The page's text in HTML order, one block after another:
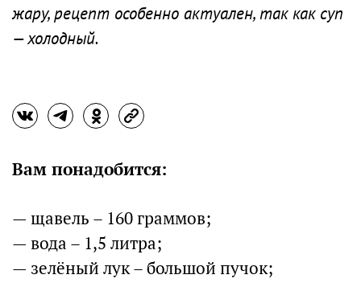
жару, рецепт особенно актуален, так как суп
— холодный.
Вам понадобится:
— щавель – 160 граммов;
— вода – 1,5 литра;
— зелёный лук – большой пучок;